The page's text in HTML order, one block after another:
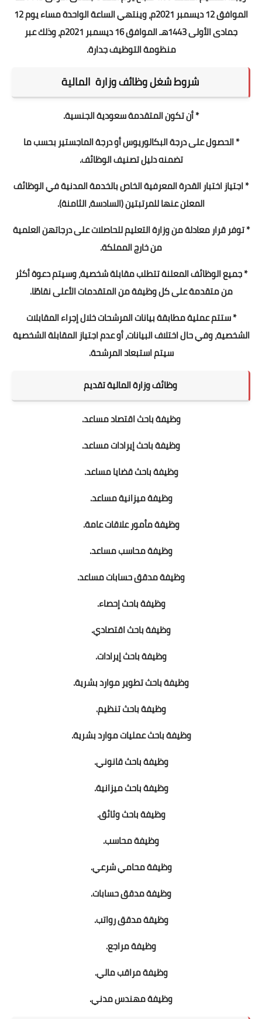
الموافق 12 ديسمبر 2021م، وينتهي الساعة الواحدة مساء يوم 12
جمادى الأولى 1443هـ الموافق 16 ديسمبر 2021م، وذلك عبر
منظومة التوظيف جدارة.
شروط شغل وظائف وزارة المالية
* أن تكون المتقدمة سعودية الجنسية.
* الحصول على درجة البكالوريوس أو درجة الماجستير بحسب ما
تضمنه دليل تصنيف الوظائف.
* اجتياز اختبار القدرة المعرفية الخاص بالخدمة المدنية في الوظائف
المعلن عنها للمرتبتين (السادسة، الثامنة).
* توفر قرار معادلة من وزارة التعليم للحاصلات على درجاتهن العلمية
من خارج المملكة.
* جميع الوظائف المعلنة تتطلب مقابلة شخصية، وسيتم دعوة أكثر
من متقدمة على كل وظيفة من المتقدمات الأعلى نقاطًا.
* ستتم عملية مطابقة بيانات المرشحات خلال إجراء المقابلات
الشخصية، وفي حال اختلاف البيانات، أو عدم اجتياز المقابلة الشخصية
سيتم استبعاد المرشحة.
وظائف وزارة المالية تقديم
وظيفة باحث اقتصاد مساعد.
وظيفة باحث إيرادات مساعد.
وظيفة باحث قضايا مساعد.
وظيفة ميزانية مساعد.
وظيفة مأمور علاقات عامة.
وظيفة محاسب مساعد.
وظيفة مدقق حسابات مساعد.
وظيفة باحث إحصاء.
وظيفة باحث اقتصادي.
وظيفة باحث إيرادات.
وظيفة باحث تطوير موارد بشرية.
وظيفة باحث تنظيم.
وظيفة باحث عمليات موارد بشرية.
وظيفة باحث قانوني.
وظيفة باحث ميزانية.
وظيفة باحث وثائق.
وظيفة محاسب.
وظيفة محامي شرعي.
وظيفة مدقق حسابات.
وظيقة مدقق رواتب.
وظيفة مراجع.
وظيفة مراقب مالي.
وظيفة مهندس مدني.